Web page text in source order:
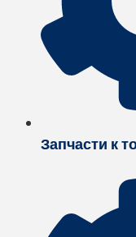
Запчасти к